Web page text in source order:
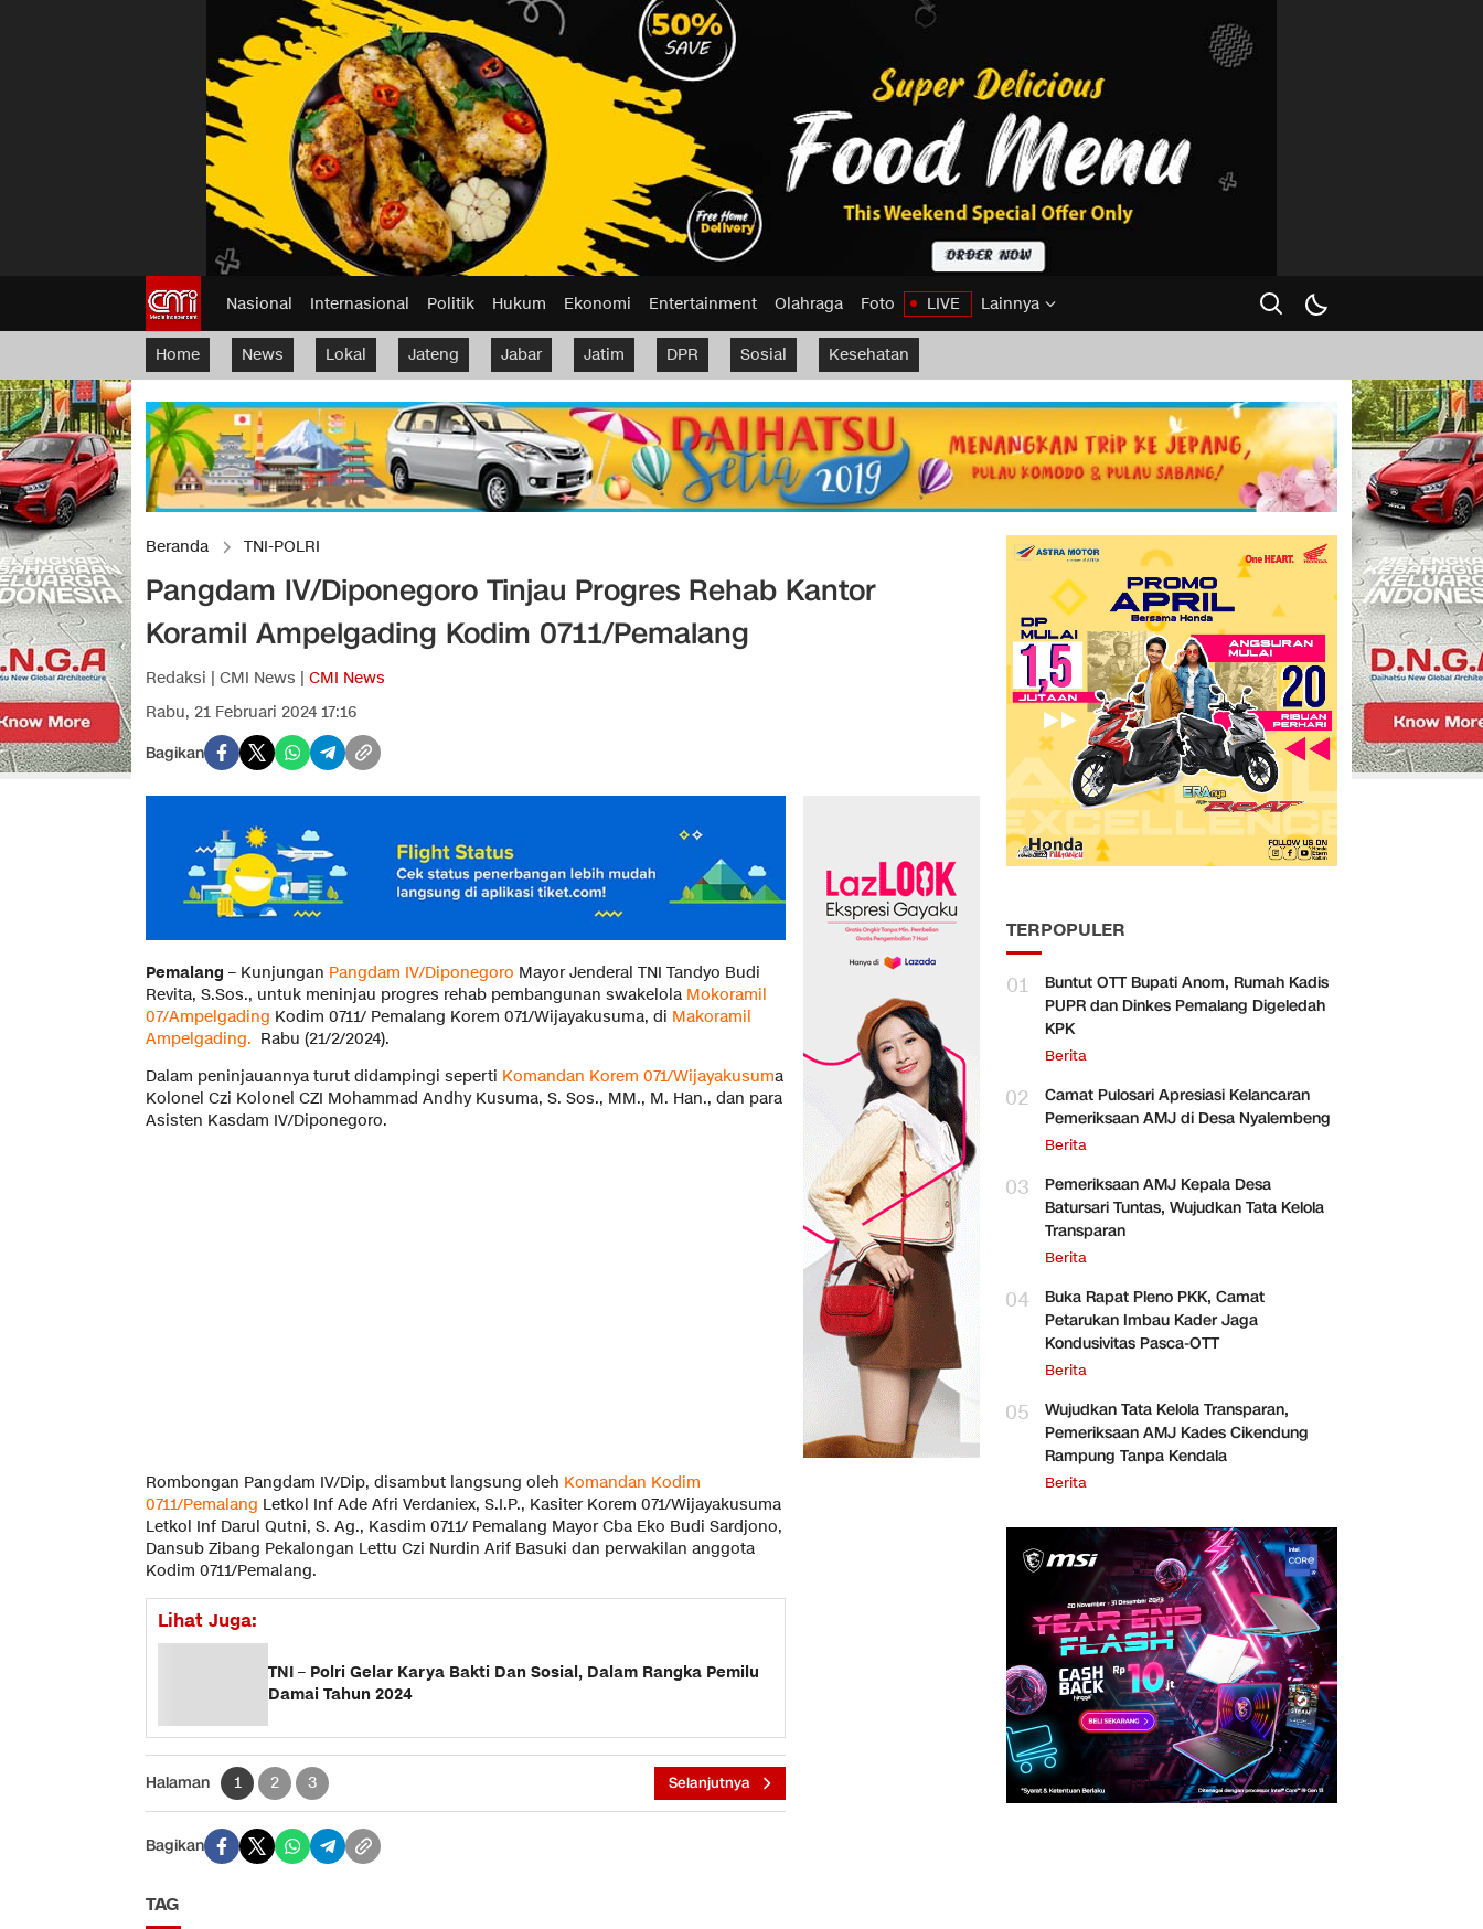
Nasional Internasional Politik Hukum Ekonomi Entertainment Olahraga Foto LIVE Lainnya
Home News Lokal Jateng Jabar Jatim DPR Sosial Kesehatan
Beranda TNI-POLRI
Pangdam IV/Diponegoro Tinjau Progres Rehab Kantor
Koramil Ampelgading Kodim 0711/Pemalang
Redaksi | CMI News | CMI News
Rabu, 21 Februari 2024 17:16
Bagikan
Pemalang – Kunjungan Pangdam IV/Diponegoro Mayor Jenderal TNI Tandyo Budi
Revita, S.Sos., untuk meninjau progres rehab pembangunan swakelola Mokoramil
07/Ampelgading Kodim 0711/ Pemalang Korem 071/Wijayakusuma, di Makoramil
Ampelgading. Rabu (21/2/2024).
Dalam peninjauannya turut didampingi seperti Komandan Korem 071/Wijayakusuma
Kolonel Czi Kolonel CZI Mohammad Andhy Kusuma, S. Sos., MM., M. Han., dan para
Asisten Kasdam IV/Diponegoro.
Rombongan Pangdam IV/Dip, disambut langsung oleh Komandan Kodim
0711/Pemalang Letkol Inf Ade Afri Verdaniex, S.I.P., Kasiter Korem 071/Wijayakusuma
Letkol Inf Darul Qutni, S. Ag., Kasdim 0711/ Pemalang Mayor Cba Eko Budi Sardjono,
Dansub Zibang Pekalongan Lettu Czi Nurdin Arif Basuki dan perwakilan anggota
Kodim 0711/Pemalang.
Lihat Juga:
TNI – Polri Gelar Karya Bakti Dan Sosial, Dalam Rangka Pemilu
Damai Tahun 2024
Halaman 1 2 3 Selanjutnya
Bagikan
TAG
TERPOPULER
01
Buntut OTT Bupati Anom, Rumah Kadis
PUPR dan Dinkes Pemalang Digeledah
KPK
Berita
02
Camat Pulosari Apresiasi Kelancaran
Pemeriksaan AMJ di Desa Nyalembeng
Berita
03
Pemeriksaan AMJ Kepala Desa
Batursari Tuntas, Wujudkan Tata Kelola
Transparan
Berita
04
Buka Rapat Pleno PKK, Camat
Petarukan Imbau Kader Jaga
Kondusivitas Pasca-OTT
Berita
05
Wujudkan Tata Kelola Transparan,
Pemeriksaan AMJ Kades Cikendung
Rampung Tanpa Kendala
Berita